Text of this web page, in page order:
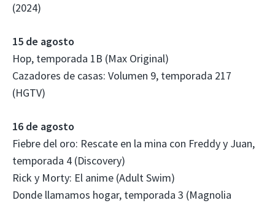
(2024)
15 de agosto
Hop, temporada 1B (Max Original)
Cazadores de casas: Volumen 9, temporada 217
(HGTV)
16 de agosto
Fiebre del oro: Rescate en la mina con Freddy y Juan,
temporada 4 (Discovery)
Rick y Morty: El anime (Adult Swim)
Donde llamamos hogar, temporada 3 (Magnolia